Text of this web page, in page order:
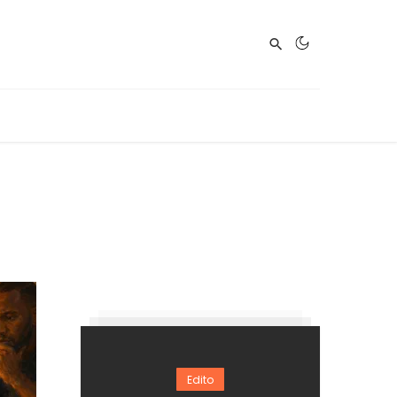
Edito